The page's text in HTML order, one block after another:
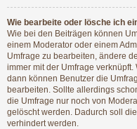
Wie bearbeite oder lösche ich
Wie bei den Beiträgen können
einem Moderator oder einem
Umfrage zu bearbeiten, ändere
immer mit der Umfrage
dann können Benutzer die
bearbeiten. Sollte allerdings
die Umfrage nur noch von
gelöscht werden. Dadurch soll
verhindert werden.